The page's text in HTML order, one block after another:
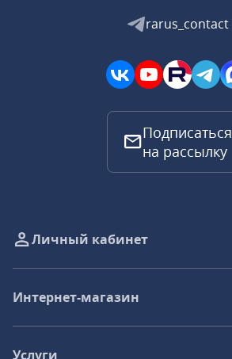
rarus_contact
Подписаться
на рассылку
Личный кабинет
Интернет-магазин
Услуги